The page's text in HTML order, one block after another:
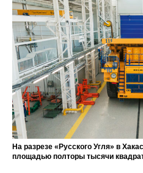
На разрезе «Русского Угля» в
площадью полторы тысячи